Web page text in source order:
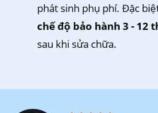
phát sinh phụ phí. Đặc
chế độ bảo hành 3 - 12
sau khi sửa chữa.